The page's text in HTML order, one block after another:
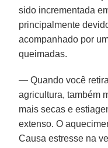
sido incrementada
principalmente
acompanhado por
queimadas.
— Quando você
agricultura, também
mais secas e
extenso. O
Causa estresse na